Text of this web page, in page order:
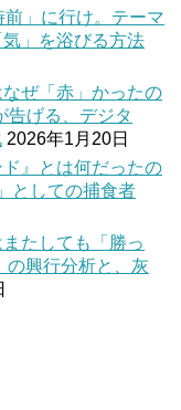
前」に行け。テーマ
」を浴びる方法
なぜ「赤」かったの
げる、デジタ
2026年1月20日
ド』とは何だったの
としての捕食者
たしても「勝っ
の興行分析と、灰